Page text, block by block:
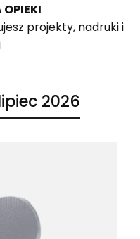
projekty, nadruki i
2026